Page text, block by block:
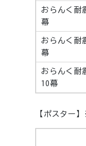
おらんく耐
幕
おらんく耐
幕
おらんく耐
10幕
【ポスター